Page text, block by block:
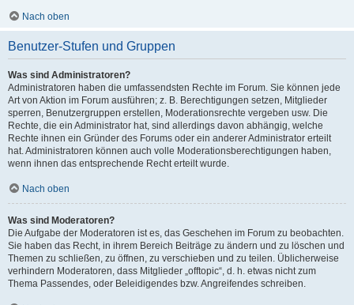
Nach oben
Benutzer-Stufen und Gruppen
Was sind Administratoren?
Administratoren haben die umfassendsten Rechte im Forum. Sie können jede
Art von Aktion im Forum ausführen; z. B. Berechtigungen setzen, Mitglieder
sperren, Benutzergruppen erstellen, Moderationsrechte vergeben usw. Die
Rechte, die ein Administrator hat, sind allerdings davon abhängig, welche
Rechte ihnen ein Gründer des Forums oder ein anderer Administrator erteilt
hat. Administratoren können auch volle Moderationsberechtigungen haben,
wenn ihnen das entsprechende Recht erteilt wurde.
Nach oben
Was sind Moderatoren?
Die Aufgabe der Moderatoren ist es, das Geschehen im Forum zu beobachten.
Sie haben das Recht, in ihrem Bereich Beiträge zu ändern und zu löschen und
Themen zu schließen, zu öffnen, zu verschieben und zu teilen. Üblicherweise
verhindern Moderatoren, dass Mitglieder „offtopic“, d. h. etwas nicht zum
Thema Passendes, oder Beleidigendes bzw. Angreifendes schreiben.